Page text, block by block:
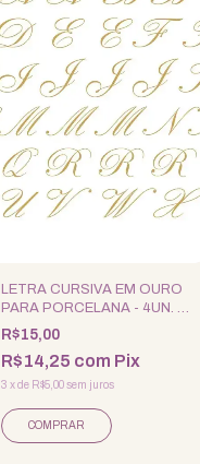
LETRA CURSIVA EM OURO
PARA PORCELANA - 4UN. -
PEQUENA -
R$15,00
R$14,25 com Pix
3 xde R$5,00sem juros
COMPRAR